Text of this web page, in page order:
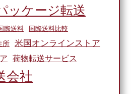
ッケージ転送
際送料 国際送料比較
所 米国オンラインストア
荷物転送サービス
会社